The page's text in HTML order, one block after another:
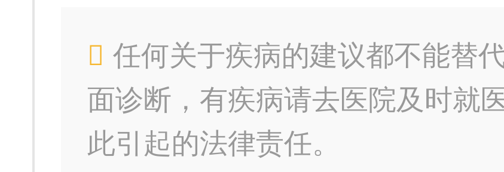
任何关于疾病的建议都不能替
面诊断，有疾病请去医院及时就
此引起的法律责任。